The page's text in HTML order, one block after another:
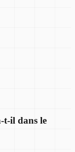
t-il dans le